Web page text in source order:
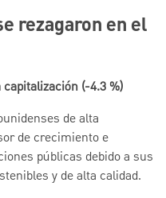
rezagaron en el
(-4.3 %)
de alta
de crecimiento e
públicas debido a sus
y de alta calidad.